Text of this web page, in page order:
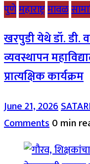
पुणेमहाराष्ट्रमावळ
खरपुडी येथे डॉ. डी.
व्यवस्थापन
प्रात्यक्षिक कार्यक्रम
June 21, 2026
Comments0 min